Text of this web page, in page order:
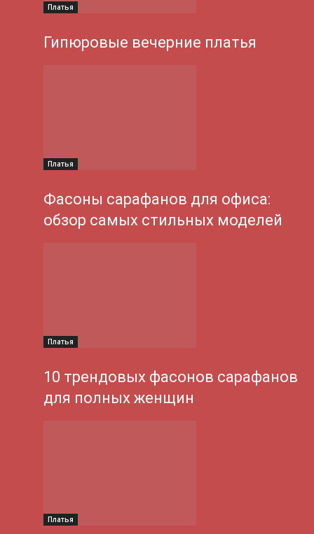
Платья
Гипюровые вечерние платья
Платья
Фасоны сарафанов для офиса:
обзор самых стильных моделей
Платья
10 трендовых фасонов сарафанов
для полных женщин
Платья